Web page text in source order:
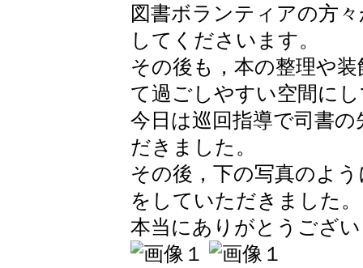
図書ボランティアの方
してくださいます。
その後も，本の整理や
て過ごしやすい空間に
今日は巡回指導で司書
だきました。
その後，下の写真のよ
をしていただきました。
本当にありがとうござ